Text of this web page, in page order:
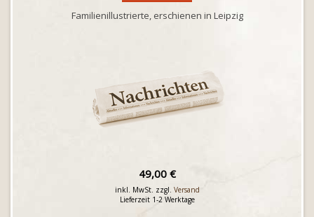
Familienillustrierte, erschienen in Leipzig
49,00 €
inkl. MwSt. zzgl. Versand
Lieferzeit 1-2 Werktage